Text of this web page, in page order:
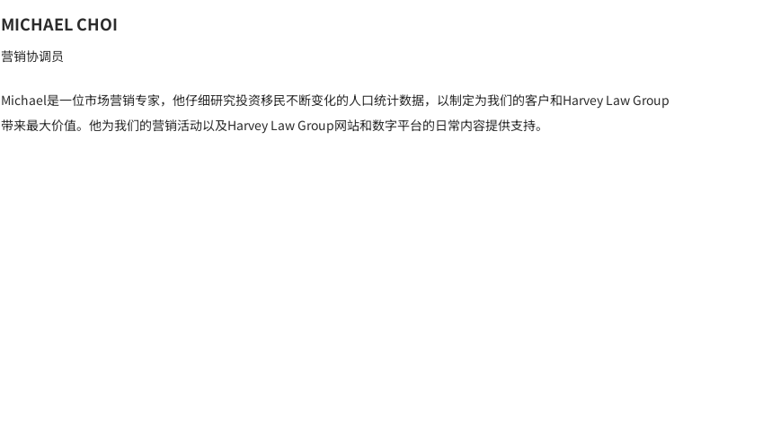
MICHAEL CHOI
营销协调员
Michael是一位市场营销专家，他仔细研究投资移民不断变化的人口统计数据，以制定为我们的客户和Harvey Law Group
带来最大价值。他为我们的营销活动以及Harvey Law Group网站和数字平台的日常内容提供支持。